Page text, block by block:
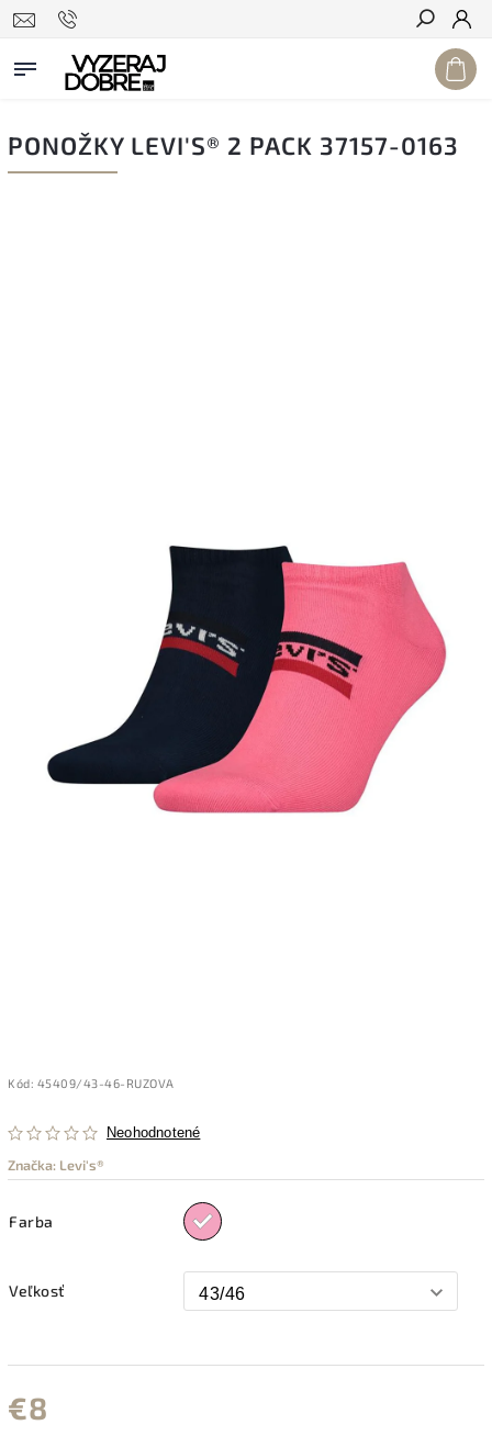
Hľadať
PONOŽKY LEVI'S® 2 PACK 37157-0163
Kód: 45409/43-46-RUZOVA
Neohodnotené
Značka: Levi's®
Farba
Veľkosť
€8